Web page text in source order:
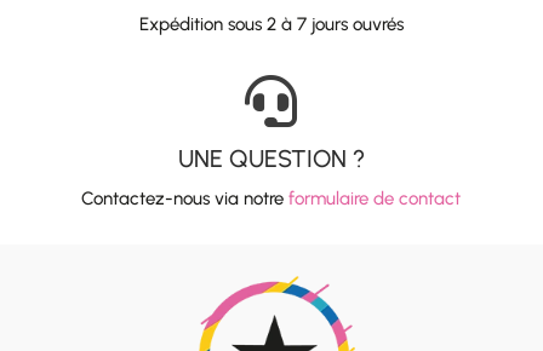
Expédition sous 2 à 7 jours ouvrés

UNE QUESTION ?
Contactez-nous via notreformulaire de contact